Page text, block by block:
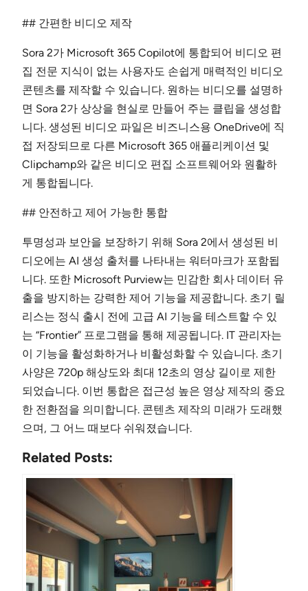
## 간편한 비디오 제작
Sora 2가 Microsoft 365 Copilot에 통합되어 비디오 편
집 전문 지식이 없는 사용자도 손쉽게 매력적인 비디오
콘텐츠를 제작할 수 있습니다. 원하는 비디오를 설명하
면 Sora 2가 상상을 현실로 만들어 주는 클립을 생성합
니다. 생성된 비디오 파일은 비즈니스용 OneDrive에 직
접 저장되므로 다른 Microsoft 365 애플리케이션 및
Clipchamp와 같은 비디오 편집 소프트웨어와 원활하
게 통합됩니다.
## 안전하고 제어 가능한 통합
투명성과 보안을 보장하기 위해 Sora 2에서 생성된 비
디오에는 AI 생성 출처를 나타내는 워터마크가 포함됩
니다. 또한 Microsoft Purview는 민감한 회사 데이터 유
출을 방지하는 강력한 제어 기능을 제공합니다. 초기 릴
리스는 정식 출시 전에 고급 AI 기능을 테스트할 수 있
는 “Frontier” 프로그램을 통해 제공됩니다. IT 관리자는
이 기능을 활성화하거나 비활성화할 수 있습니다. 초기
사양은 720p 해상도와 최대 12초의 영상 길이로 제한
되었습니다. 이번 통합은 접근성 높은 영상 제작의 중요
한 전환점을 의미합니다. 콘텐츠 제작의 미래가 도래했
으며, 그 어느 때보다 쉬워졌습니다.
Related Posts: